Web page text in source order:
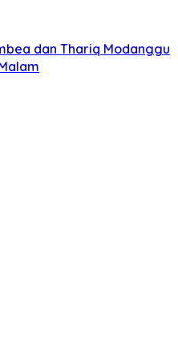
dan Thariq Modanggu